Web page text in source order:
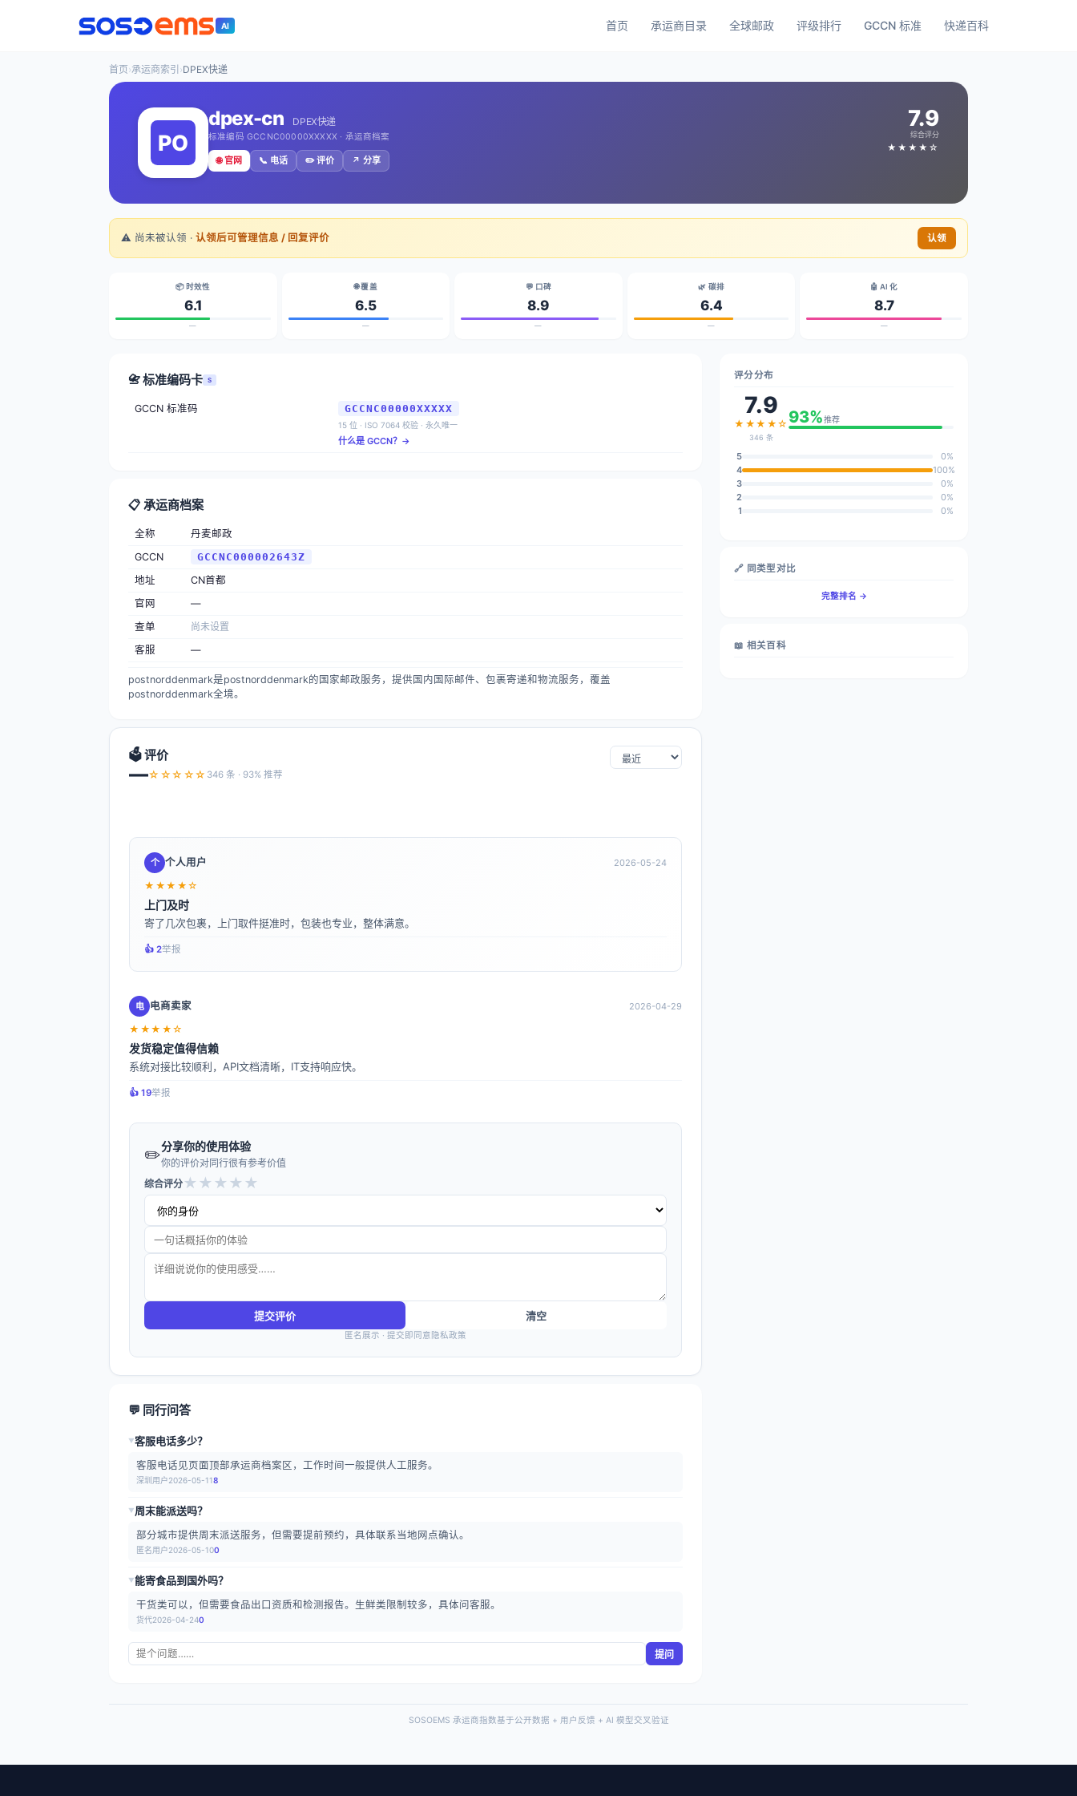
AI 首页 承运商目录 全球邮政 评级排行 GCCN 标准 快递百科
首页›承运商索引 ›DPEX快递
dpex-cn DPEX快递
标准编码 GCCNC00000XXXXX · 承运商档案
🌐 官网 📞 电话 ✏️ 评价 ↗️ 分享
7.9
综合评分
★★★★☆
⚠️ 尚未被认领 · 认领后可管理信息 / 回复评价 认领
📦 时效性
6.1
—
🌐 覆盖
6.5
—
💬 口碑
8.9
—
🌿 碳排
6.4
—
🤖 AI 化
8.7
—
📇 标准编码卡 S
GCCN 标准码 GCCNC00000XXXXX
15 位 · ISO 7064 校验 · 永久唯一
什么是 GCCN？→
📋 承运商档案
全称
丹麦邮政
GCCN
GCCNC000002643Z
地址
CN首都
官网
—
查单
尚未设置
客服
—
postnorddenmark是postnorddenmark的国家邮政服务，提供国内国际邮件、包裹寄递和物流服务，覆盖
postnorddenmark全境。
🗳️ 评价
—☆☆☆☆☆ 346 条 · 93% 推荐
个 个人用户 2026-05-24
★★★★☆
上门及时
寄了几次包裹，上门取件挺准时，包装也专业，整体满意。
👍️ 2举报
电 电商卖家 2026-04-29
★★★★☆
发货稳定值得信赖
系统对接比较顺利，API文档清晰，IT支持响应快。
👍️ 19举报
✏️分享你的使用体验
你的评价对同行很有参考价值
综合评分★ ★ ★ ★ ★
提交评价 清空
匿名展示 · 提交即同意隐私政策
💬 同行问答
▶客服电话多少？
客服电话见页面顶部承运商档案区，工作时间一般提供人工服务。
深圳用户2026-05-118
▶ 周末能派送吗？
部分城市提供周末派送服务，但需要提前预约，具体联系当地网点确认。
匿名用户2026-05-100
▶能寄食品到国外吗？
干货类可以，但需要食品出口资质和检测报告。生鲜类限制较多，具体问客服。
货代2026-04-240
提问
评分分布
7.9
★★★★☆
346 条
93%推荐
5
0%
4
100%
3
0%
2
0%
1
0%
🔗 同类型对比
完整排名 →
📖 相关百科
SOSOEMS 承运商指数基于公开数据 + 用户反馈 + AI 模型交叉验证